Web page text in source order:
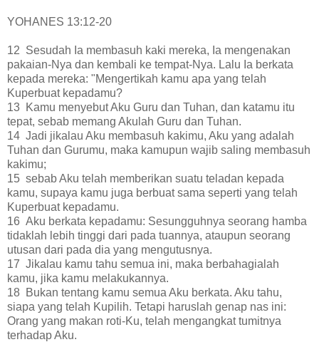
YOHANES 13:12-20
12 Sesudah Ia membasuh kaki mereka, Ia mengenakan
pakaian-Nya dan kembali ke tempat-Nya. Lalu Ia berkata
kepada mereka: "Mengertikah kamu apa yang telah
Kuperbuat kepadamu?
13 Kamu menyebut Aku Guru dan Tuhan, dan katamu itu
tepat, sebab memang Akulah Guru dan Tuhan.
14 Jadi jikalau Aku membasuh kakimu, Aku yang adalah
Tuhan dan Gurumu, maka kamupun wajib saling membasuh
kakimu;
15 sebab Aku telah memberikan suatu teladan kepada
kamu, supaya kamu juga berbuat sama seperti yang telah
Kuperbuat kepadamu.
16 Aku berkata kepadamu: Sesungguhnya seorang hamba
tidaklah lebih tinggi dari pada tuannya, ataupun seorang
utusan dari pada dia yang mengutusnya.
17 Jikalau kamu tahu semua ini, maka berbahagialah
kamu, jika kamu melakukannya.
18 Bukan tentang kamu semua Aku berkata. Aku tahu,
siapa yang telah Kupilih. Tetapi haruslah genap nas ini:
Orang yang makan roti-Ku, telah mengangkat tumitnya
terhadap Aku.